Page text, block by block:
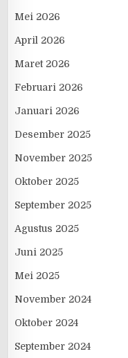
Mei 2026
April 2026
Maret 2026
Februari 2026
Januari 2026
Desember 2025
November 2025
Oktober 2025
September 2025
Agustus 2025
Juni 2025
Mei 2025
November 2024
Oktober 2024
September 2024